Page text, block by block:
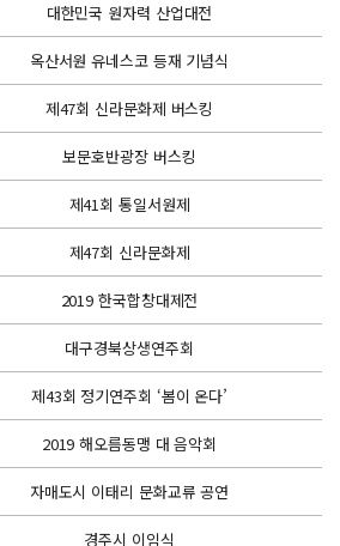
대한민국 원자력 산업대전
옥산서원 유네스코 등재 기념식
제47회 신라문화제 버스킹
보문호반광장 버스킹
제41회 통일서원제
제47회 신라문화제
2019 한국합창대제전
대구경북상생연주회
제43회 정기연주회 ‘봄이 온다’
2019 해오름동맹 대 음악회
자매도시 이태리 문화교류 공연
경주시 이임식